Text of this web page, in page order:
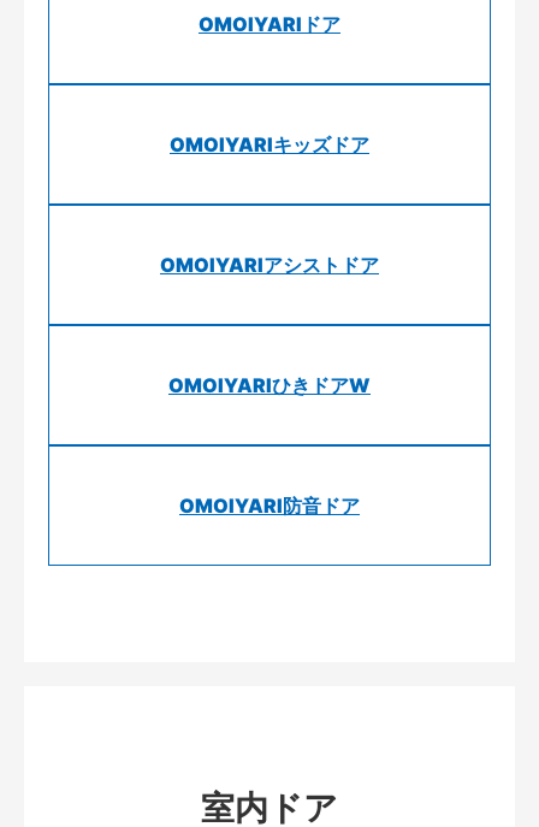
OMOIYARIドア
OMOIYARIキッズドア
OMOIYARIアシストドア
OMOIYARIひきドアW
OMOIYARI防音ドア
室内ドア